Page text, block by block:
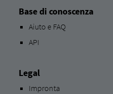
Base di conoscenza
Aiuto e FAQ
API
Legal
Impronta